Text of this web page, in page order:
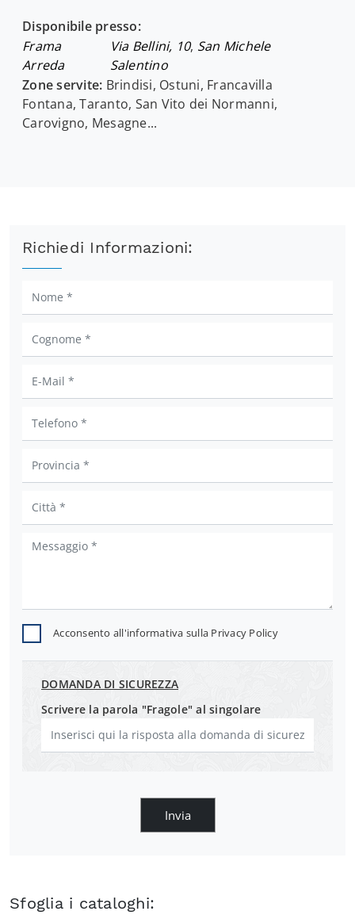
Disponibile presso:
Frama
Arreda
Via Bellini, 10, San Michele
Salentino
Zone servite: Brindisi, Ostuni, Francavilla
Fontana, Taranto, San Vito dei Normanni,
Carovigno, Mesagne...
Richiedi Informazioni:
Acconsento all'informativa sulla Privacy Policy
DOMANDA DI SICUREZZA
Scrivere la parola "Fragole" al singolare
Invia
Sfoglia i cataloghi: